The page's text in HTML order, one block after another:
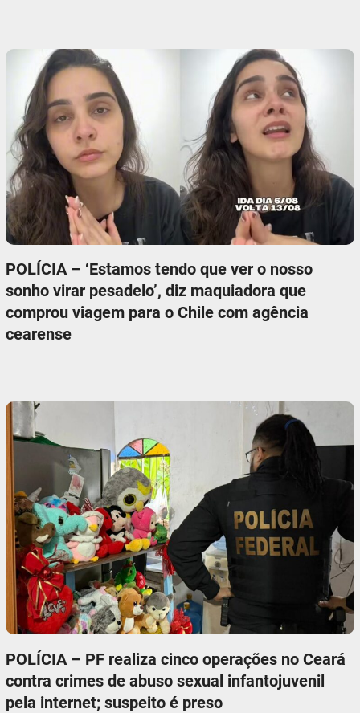
POLÍCIA – ‘Estamos tendo que ver o nosso
sonho virar pesadelo’, diz maquiadora que
comprou viagem para o Chile com agência
cearense
POLÍCIA – PF realiza cinco operações no Ceará
contra crimes de abuso sexual infantojuvenil
pela internet; suspeito é preso